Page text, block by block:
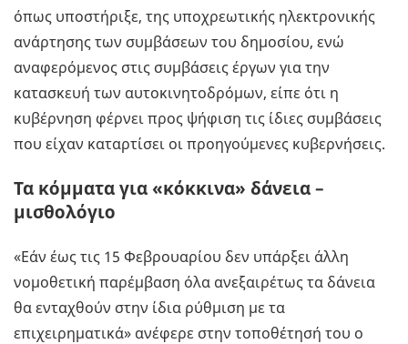
όπως υποστήριξε, της υποχρεωτικής ηλεκτρονικής
ανάρτησης των συμβάσεων του δημοσίου, ενώ
αναφερόμενος στις συμβάσεις έργων για την
κατασκευή των αυτοκινητοδρόμων, είπε ότι η
κυβέρνηση φέρνει προς ψήφιση τις ίδιες συμβάσεις
που είχαν καταρτίσει οι προηγούμενες κυβερνήσεις.
Τα κόμματα για «κόκκινα» δάνεια –
μισθολόγιο
«Εάν έως τις 15 Φεβρουαρίου δεν υπάρξει άλλη
νομοθετική παρέμβαση όλα ανεξαιρέτως τα δάνεια
θα ενταχθούν στην ίδια ρύθμιση με τα
επιχειρηματικά» ανέφερε στην τοποθέτησή του ο